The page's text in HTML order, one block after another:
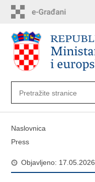
sadržaj
Naslovnica
Press
Objavljeno: 17.05.2026.